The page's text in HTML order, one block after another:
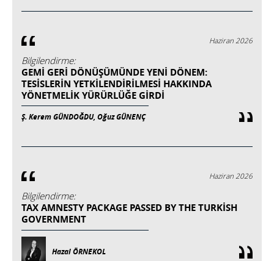
Haziran 2026
Bilgilendirme:
GEMİ GERİ DÖNÜŞÜMÜNDE YENİ DÖNEM:
TESİSLERİN YETKİLENDİRİLMESİ HAKKINDA
YÖNETMELİK YÜRÜRLÜĞE GİRDİ
Ş. Kerem GÜNDOĞDU, Oğuz GÜNENÇ
Haziran 2026
Bilgilendirme:
TAX AMNESTY PACKAGE PASSED BY THE TURKISH
GOVERNMENT
Hazal ÖRNEKOL